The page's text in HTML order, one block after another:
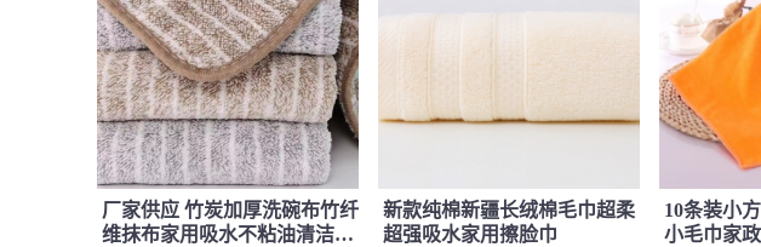
厂家供应 竹炭加厚洗碗布竹纤
维抹布家用吸水不粘油清洁布
新款纯棉新疆长绒棉毛巾超柔
超强吸水家用擦脸巾
10条装小
小毛巾家